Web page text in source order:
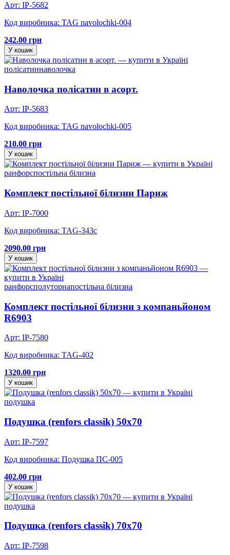
Арт: IP-5682
Код виробника: TAG navolochki-004
242.00 грн
У кошик
полісатиннаволочка
Наволочка полісатин в асорт.
Арт: IP-5683
Код виробника: TAG navolochki-005
210.00 грн
У кошик
ранфорспостільна білизна
Комплект постільної білизни Париж
Арт: IP-7000
Код виробника: TAG-343c
2090.00 грн
У кошик
ранфорсполуторнапостільна білизна
Комплект постільної білизни з компаньйоном
R6903
Арт: IP-7580
Код виробника: TAG-402
1320.00 грн
У кошик
подушка
Подушка (renfors classik) 50х70
Арт: IP-7597
Код виробника: Подушка ПС-005
402.00 грн
У кошик
подушка
Подушка (renfors classik) 70х70
Арт: IP-7598